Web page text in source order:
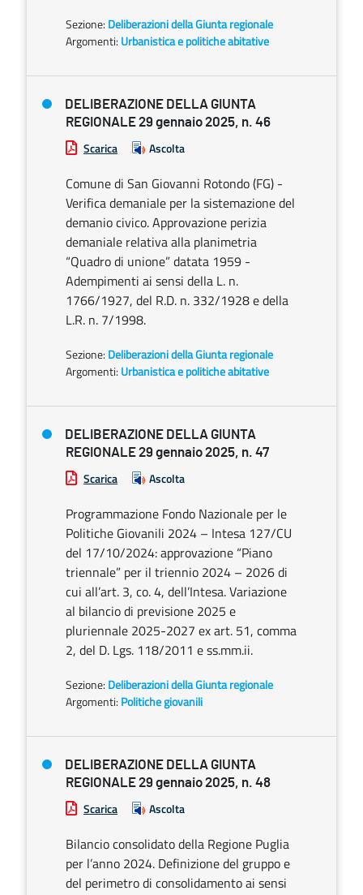
Sezione: Deliberazioni della Giunta regionale
Argomenti: Urbanistica e politiche abitative
DELIBERAZIONE DELLA GIUNTA
REGIONALE 29 gennaio 2025, n. 46
Scarica Ascolta
Comune di San Giovanni Rotondo (FG) -
Verifica demaniale per la sistemazione del
demanio civico. Approvazione perizia
demaniale relativa alla planimetria
“Quadro di unione” datata 1959 -
Adempimenti ai sensi della L. n.
1766/1927, del R.D. n. 332/1928 e della
L.R. n. 7/1998.
Sezione: Deliberazioni della Giunta regionale
Argomenti: Urbanistica e politiche abitative
DELIBERAZIONE DELLA GIUNTA
REGIONALE 29 gennaio 2025, n. 47
Scarica Ascolta
Programmazione Fondo Nazionale per le
Politiche Giovanili 2024 – Intesa 127/CU
del 17/10/2024: approvazione “Piano
triennale” per il triennio 2024 – 2026 di
cui all’art. 3, co. 4, dell’Intesa. Variazione
al bilancio di previsione 2025 e
pluriennale 2025-2027 ex art. 51, comma
2, del D. Lgs. 118/2011 e ss.mm.ii.
Sezione: Deliberazioni della Giunta regionale
Argomenti: Politiche giovanili
DELIBERAZIONE DELLA GIUNTA
REGIONALE 29 gennaio 2025, n. 48
Scarica Ascolta
Bilancio consolidato della Regione Puglia
per l’anno 2024. Definizione del gruppo e
del perimetro di consolidamento ai sensi